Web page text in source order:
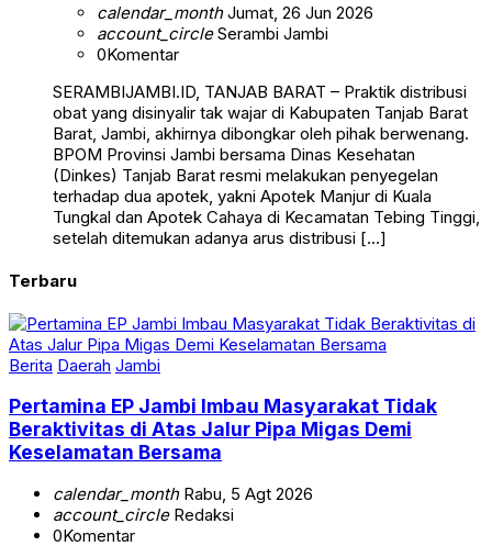
calendar_monthJumat, 26 Jun 2026
account_circleSerambi Jambi
0Komentar
SERAMBIJAMBI.ID, TANJAB BARAT – Praktik distribusi
obat yang disinyalir tak wajar di Kabupaten Tanjab Barat
Barat, Jambi, akhirnya dibongkar oleh pihak berwenang.
BPOM Provinsi Jambi bersama Dinas Kesehatan
(Dinkes) Tanjab Barat resmi melakukan penyegelan
terhadap dua apotek, yakni Apotek Manjur di Kuala
Tungkal dan Apotek Cahaya di Kecamatan Tebing Tinggi,
setelah ditemukan adanya arus distribusi […]
Terbaru
Berita Daerah Jambi
Pertamina EP Jambi Imbau Masyarakat Tidak
Beraktivitas di Atas Jalur Pipa Migas Demi
Keselamatan Bersama
calendar_monthRabu, 5 Agt 2026
account_circleRedaksi
0Komentar